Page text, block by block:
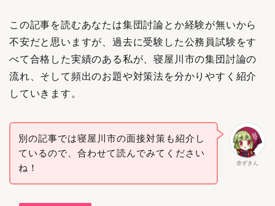
この記事を読むあなたは集団討論とか経験が無いから
不安だと思いますが、過去に受験した公務員試験をす
べて合格した実績のある私が、寝屋川市の集団討論の
流れ、そして頻出のお題や対策法を分かりやすく紹介
していきます。
赤ずきん
別の記事では寝屋川市の面接対策も紹介し
ているので、合わせて読んでみてください
ね！